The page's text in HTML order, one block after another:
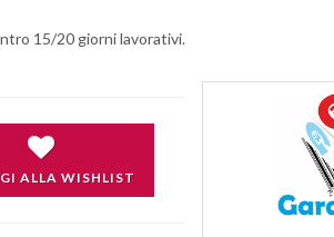
15/20 giorni lavorativi.
ALLA WISHLIST